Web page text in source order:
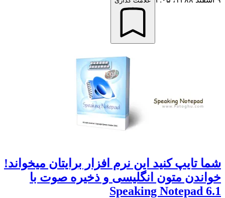
تایپ کنید این نرم افزار برایتان میخواند!
متون انگلیسی و ذخیره صوت با
Speaking Notepad